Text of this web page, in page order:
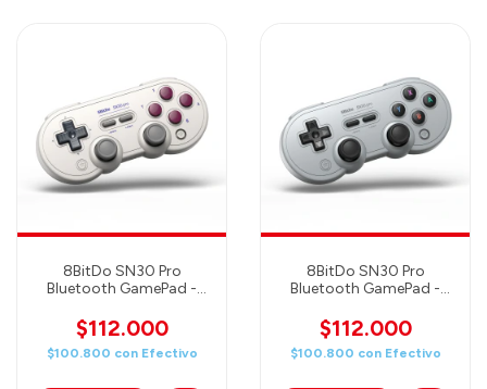
8BitDo SN30 Pro
Bluetooth GamePad -
(80DJ04)
$112.000
$100.800 con Efectivo
8BitDo SN30 Pro
Bluetooth GamePad -
(80DM02)
$112.000
$100.800 con Efectivo